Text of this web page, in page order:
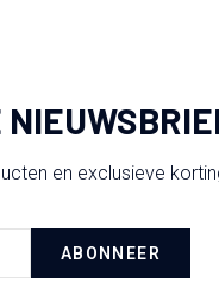
en exclusieve
ABONNEER